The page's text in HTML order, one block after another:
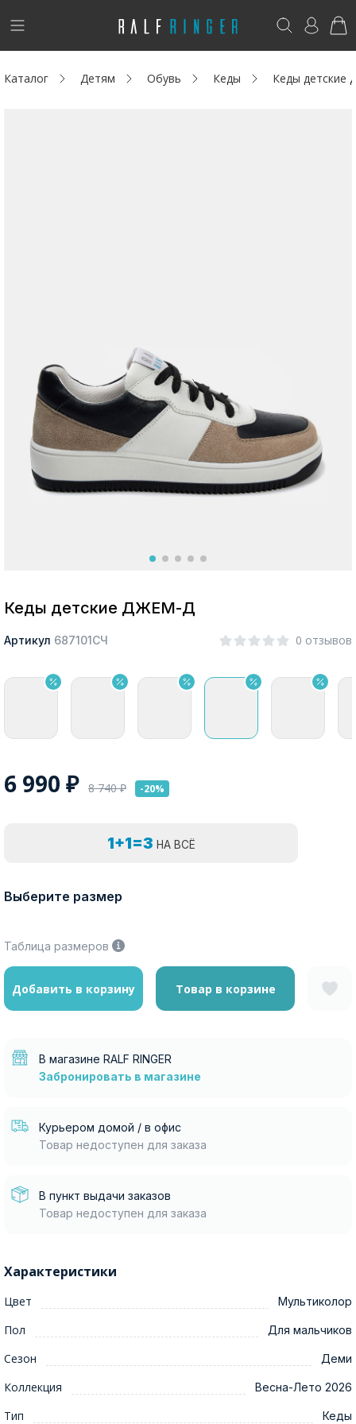
!
Новинки
Возникли вопросы? - club@ralf.ru
Каталог Детям Обувь Кеды Кеды
Кеды детские ДЖЕМ-Д
Артикул 687101СЧ 0 отзывов
6 990 ₽ 8 740₽ -20%
1+1=3 НА ВСЁ
Выберите размер
Таблица размеров
Добавить в корзину Товар в корзине
В магазине RALF RINGER
Забронировать в магазине
Курьером домой / в офис
Товар недоступен для заказа
В пункт выдачи заказов
Товар недоступен для заказа
Характеристики
Цвет Мультиколор
Пол Для мальчиков
Сезон Деми
Коллекция Весна-Лето 2026
Тип Кеды